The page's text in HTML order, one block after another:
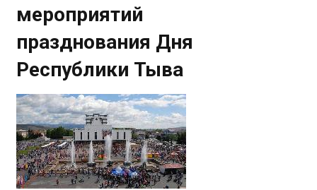
мероприятий
празднования Дня
Республики Тыва